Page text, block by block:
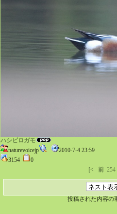
ハシビロガモ
naturevoicejp
2010-7-4 23:59
3154
0
[<
前 254
投稿された内容の